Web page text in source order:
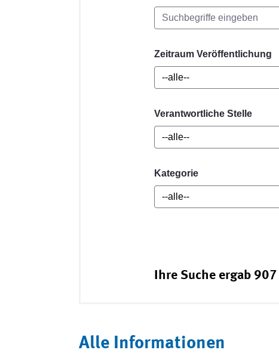
Zeitraum Veröffentlichung
Verantwortliche Stelle
Kategorie
Ihre Suche ergab
Alle Informationen